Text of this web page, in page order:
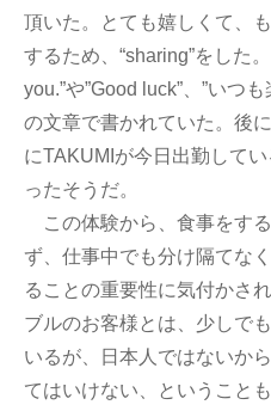
頂いた。とても嬉しくて、
するため、“sharing”をした
you.”や”Good luck”、”いつ
の文章で書かれていた。後
にTAKUMIが今日出勤して
ったそうだ。
この体験から、食事をす
ず、仕事中でも分け隔てな
ることの重要性に気付かさ
ブルのお客様とは、少しで
いるが、日本人ではないか
てはいけない、ということ